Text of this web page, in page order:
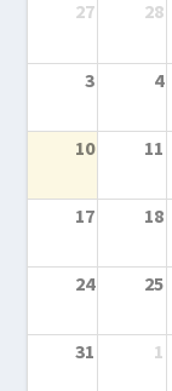
27
28
3 4
10 11
17 18
24 25
31 1